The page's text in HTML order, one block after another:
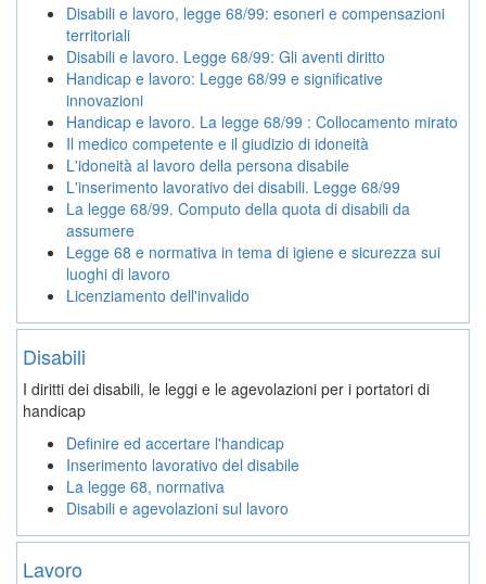
Disabili e lavoro, legge 68/99: esoneri e compensazioni
territoriali
Disabili e lavoro. Legge 68/99: Gli aventi diritto
Handicap e lavoro: Legge 68/99 e significative
innovazioni
Handicap e lavoro. La legge 68/99 : Collocamento mirato
Il medico competente e il giudizio di idoneità
L'idoneità al lavoro della persona disabile
L'inserimento lavorativo dei disabili. Legge 68/99
La legge 68/99. Computo della quota di disabili da
assumere
Legge 68 e normativa in tema di igiene e sicurezza sui
luoghi di lavoro
Licenziamento dell'invalido
Disabili
I diritti dei disabili, le leggi e le agevolazioni per i portatori di
handicap
Definire ed accertare l'handicap
Inserimento lavorativo del disabile
La legge 68, normativa
Disabili e agevolazioni sul lavoro
Lavoro